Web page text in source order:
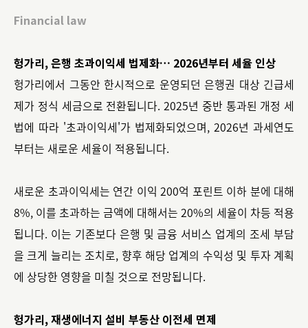
Financial law
헝가리, 은행 초과이익세 법제화… 2026년부터 세율 인상
헝가리에서 그동안 한시적으로 운영되던 은행권 대상 긴급세
제가 정식 세금으로 전환됩니다. 2025년 중반 통과된 개정 세
법에 따라 '초과이익세'가 법제화되었으며, 2026년 과세연도
부터는 새로운 세율이 적용됩니다.
새로운 초과이익세는 연간 이익 200억 포린트 이하 분에 대해
8%, 이를 초과하는 금액에 대해서는 20%의 세율이 차등 적용
됩니다. 이는 기존보다 은행 및 금융 서비스 업계의 조세 부담
을 크게 늘리는 조치로, 향후 해당 업계의 수익성 및 투자 계획
에 상당한 영향을 미칠 것으로 전망됩니다.
헝가리, 재생에너지 설비 부동산 이전세 면제